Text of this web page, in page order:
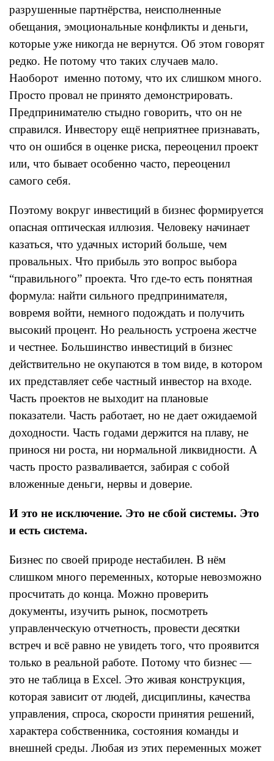
разрушенные партнёрства, неисполненные
обещания, эмоциональные конфликты и деньги,
которые уже никогда не вернутся. Об этом говорят
редко. Не потому что таких случаев мало.
Наоборот именно потому, что их слишком много.
Просто провал не принято демонстрировать.
Предпринимателю стыдно говорить, что он не
справился. Инвестору ещё неприятнее признавать,
что он ошибся в оценке риска, переоценил проект
или, что бывает особенно часто, переоценил
самого себя.
Поэтому вокруг инвестиций в бизнес формируется
опасная оптическая иллюзия. Человеку начинает
казаться, что удачных историй больше, чем
провальных. Что прибыль это вопрос выбора
“правильного” проекта. Что где-то есть понятная
формула: найти сильного предпринимателя,
вовремя войти, немного подождать и получить
высокий процент. Но реальность устроена жестче
и честнее. Большинство инвестиций в бизнес
действительно не окупаются в том виде, в котором
их представляет себе частный инвестор на входе.
Часть проектов не выходит на плановые
показатели. Часть работает, но не дает ожидаемой
доходности. Часть годами держится на плаву, не
принося ни роста, ни нормальной ликвидности. А
часть просто разваливается, забирая с собой
вложенные деньги, нервы и доверие.
И это не исключение. Это не сбой системы. Это
и есть система.
Бизнес по своей природе нестабилен. В нём
слишком много переменных, которые невозможно
просчитать до конца. Можно проверить
документы, изучить рынок, посмотреть
управленческую отчетность, провести десятки
встреч и всё равно не увидеть того, что проявится
только в реальной работе. Потому что бизнес —
это не таблица в Excel. Это живая конструкция,
которая зависит от людей, дисциплины, качества
управления, спроса, скорости принятия решений,
характера собственника, состояния команды и
внешней среды. Любая из этих переменных может